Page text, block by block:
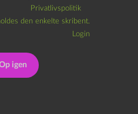
Privatlivspolitik
igen
den enkelte skribent.
Login